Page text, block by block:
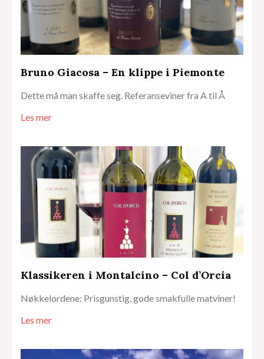
Bruno Giacosa – En klippe i Piemonte
Dette må man skaffe seg. Referanseviner fra A til Å
Les mer
Klassikeren i Montalcino – Col d’Orcia
Nøkkelordene: Prisgunstig, gode smakfulle matviner!
Les mer